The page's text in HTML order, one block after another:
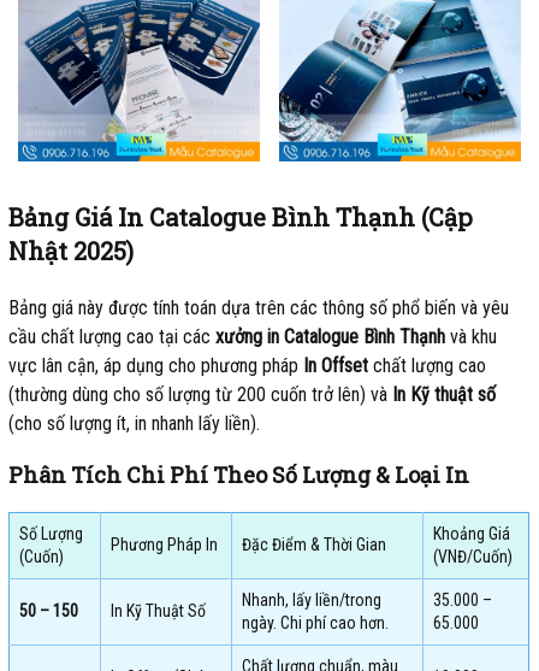
Bảng Giá In Catalogue Bình Thạnh (Cập
Nhật 2025)
Bảng giá này được tính toán dựa trên các thông số phổ biến và yêu
cầu chất lượng cao tại cácxưởng in Catalogue Bình Thạnh và khu
vực lân cận, áp dụng cho phương pháp In Offset chất lượng cao
(thường dùng cho số lượng từ 200 cuốn trở lên) và In Kỹ thuật số
(cho số lượng ít, in nhanh lấy liền).
Phân Tích Chi Phí Theo Số Lượng & Loại In
Số Lượng
(Cuốn)
Phương Pháp In Đặc Điểm & Thời Gian
Khoảng Giá
(VNĐ/Cuốn)
50 – 150 In Kỹ Thuật Số
Nhanh, lấy liền/trong
ngày. Chi phí cao hơn.
35.000 –
65.000
Chất lượng chuẩn, màu